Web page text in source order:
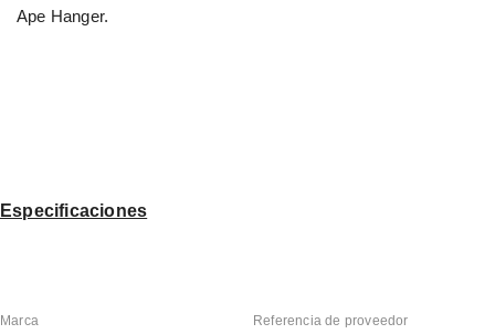
Ape Hanger.
Especificaciones
Marca Referencia de proveedor